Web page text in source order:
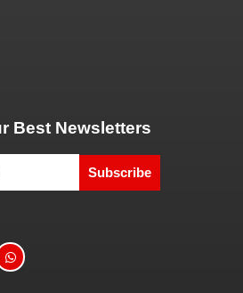
Best Newsletters
Subscribe